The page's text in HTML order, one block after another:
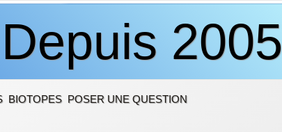
2005
BIOTOPES POSER UNE QUESTION